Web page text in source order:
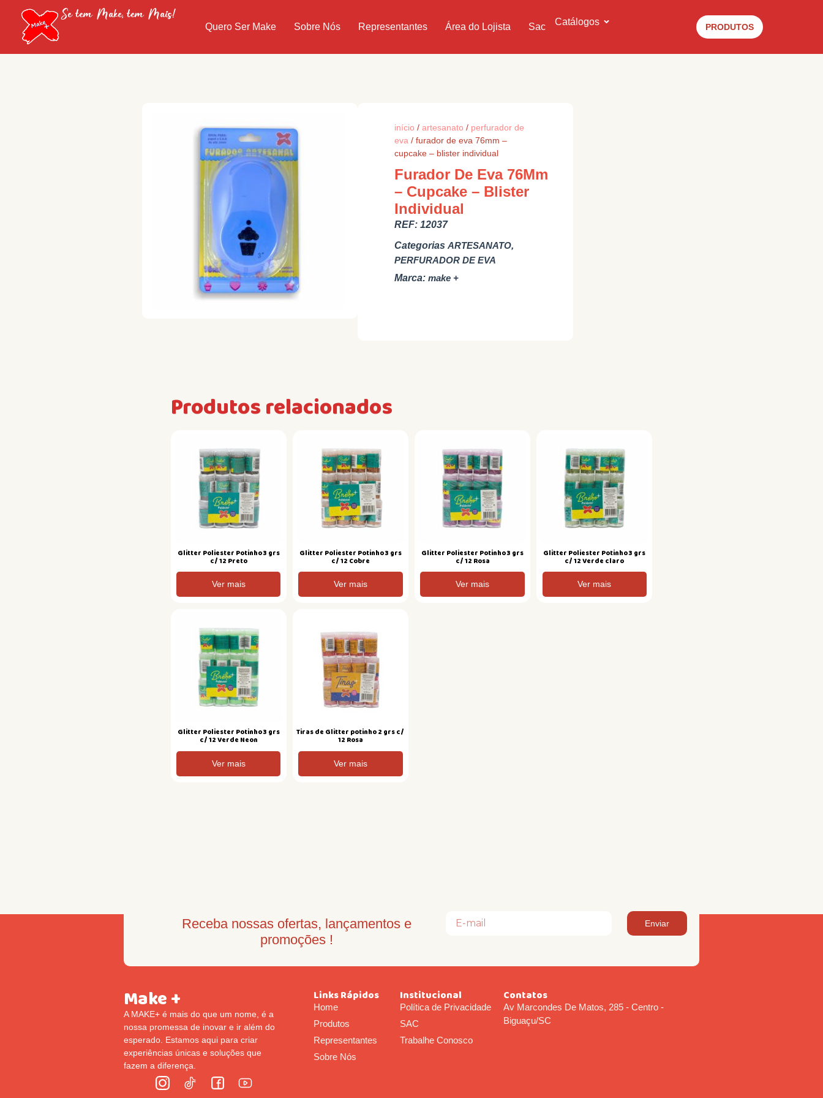
Se tem Make, tem Mais!
Quero Ser Make Sobre Nós Representantes Área do Lojista Sac Catálogos PRODUTOS
início / artesanato / perfurador de
eva / furador de eva 76mm –
cupcake – blister individual
Furador De Eva 76Mm
– Cupcake – Blister
Individual
REF: 12037
Categorias ARTESANATO,
PERFURADOR DE EVA
Marca: make +
Produtos relacionados
Glitter Poliester Potinho 3 grs
c/ 12 Preto
Ver mais
Glitter Poliester Potinho 3 grs
c/ 12 Cobre
Ver mais
Glitter Poliester Potinho 3 grs
c/ 12 Rosa
Ver mais
Glitter Poliester Potinho 3 grs
c/ 12 Verde claro
Ver mais
Glitter Poliester Potinho 3 grs
c/ 12 Verde Neon
Ver mais
Tiras de Glitter potinho 2 grs c/
12 Rosa
Ver mais
Receba nossas ofertas, lançamentos e
promoções !
Enviar
Make +
A MAKE+ é mais do que um nome, é a
nossa promessa de inovar e ir além do
esperado. Estamos aqui para criar
experiências únicas e soluções que
fazem a diferença.
Links Rápidos
Home
Produtos
Representantes
Sobre Nós
Institucional
Política de Privacidade
SAC
Trabalhe Conosco
Contatos
Av Marcondes De Matos, 285 - Centro -
Biguaçu/SC